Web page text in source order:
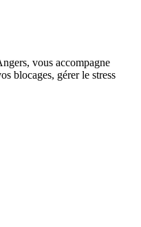
vous accompagne
blocages, gérer le stress